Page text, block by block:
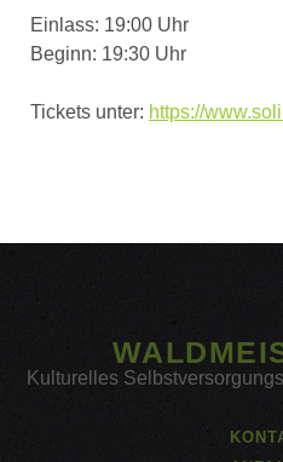
Einlass: 19:00 Uhr
Beginn: 19:30 Uhr
Tickets unter: https://
Kulturelles